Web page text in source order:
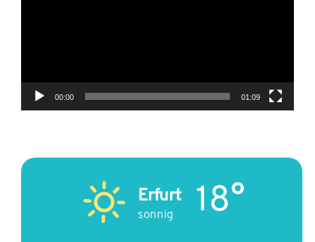
00:00 01:09
Erfurt
sonnig 18°